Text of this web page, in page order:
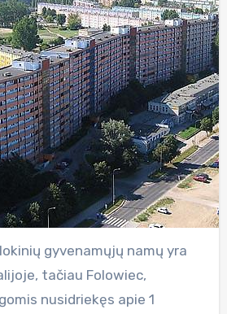
gyvenamųjų namų yra
tačiau Folowiec,
nusidriekęs apie 1